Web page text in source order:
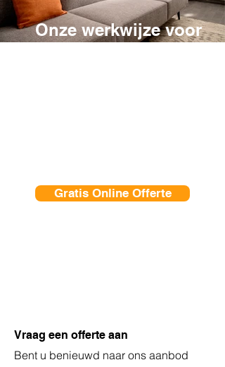
Onze werkwijze voor
Gratis Online Offerte
Vraag een offerte aan
Bent u benieuwd naar ons aanbod